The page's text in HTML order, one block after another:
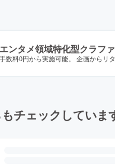
エンタメ領域特化型クラフ
手数料0円から実施可能。 企画からリ
チェックしていま